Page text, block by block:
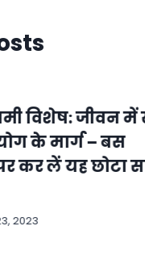
विशेष: जीवन
के मार्ग – बस
कर लें यह छोटा
2023